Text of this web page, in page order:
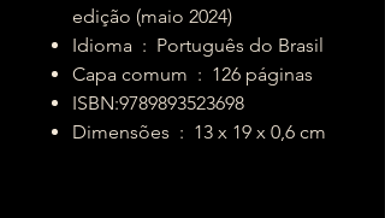
edição (maio 2024)
Idioma ‏ : ‎ Português do Brasil
Capa comum ‏ : ‎ 126 páginas
ISBN:9789893523698
Dimensões ‏ : ‎ 13 x 19 x 0,6 cm